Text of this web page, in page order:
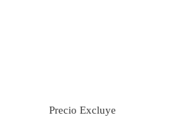
Precio Excluye